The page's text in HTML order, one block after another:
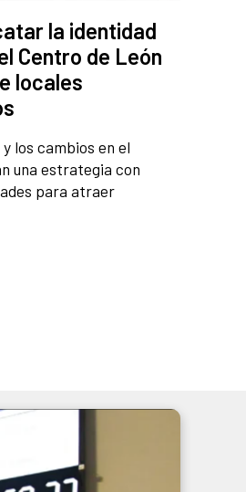
la identidad
Centro de León
locales
los cambios en el
una estrategia con
para atraer